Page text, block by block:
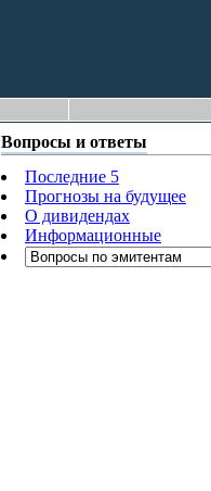
Вопросы и ответы
Последние 5
Прогнозы на будущее
О дивидендах
Информационные